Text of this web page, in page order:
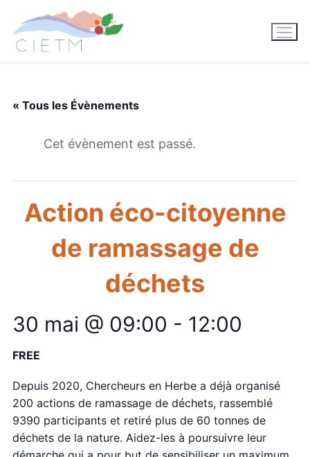
contenu
« Tous les Évènements
Cet évènement est passé.
Action éco-citoyenne
de ramassage de
déchets
30 mai @ 09:00 - 12:00
FREE
Depuis 2020, Chercheurs en Herbe a déjà organisé
200 actions de ramassage de déchets, rassemblé
9390 participants et retiré plus de 60 tonnes de
déchets de la nature. Aidez-les à poursuivre leur